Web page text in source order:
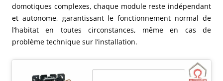
domotiques complexes, chaque module reste indépendant
et autonome, garantissant le fonctionnement normal de
l’habitat en toutes circonstances, même en cas de
problème technique sur l’installation.